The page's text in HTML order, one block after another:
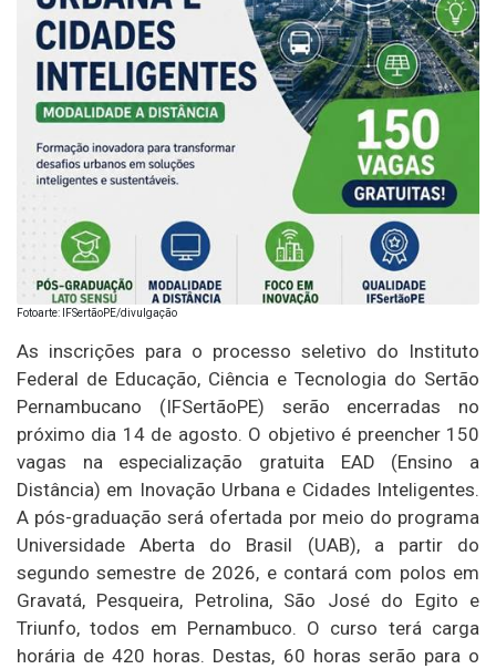
Fotoarte: IFSertãoPE/divulgação
As inscrições para o processo seletivo do Instituto
Federal de Educação, Ciência e Tecnologia do Sertão
Pernambucano (IFSertãoPE) serão encerradas no
próximo dia 14 de agosto. O objetivo é preencher 150
vagas na especialização gratuita EAD (Ensino a
Distância) em Inovação Urbana e Cidades Inteligentes.
A pós-graduação será ofertada por meio do programa
Universidade Aberta do Brasil (UAB), a partir do
segundo semestre de 2026, e contará com polos em
Gravatá, Pesqueira, Petrolina, São José do Egito e
Triunfo, todos em Pernambuco. O curso terá carga
horária de 420 horas. Destas, 60 horas serão para o